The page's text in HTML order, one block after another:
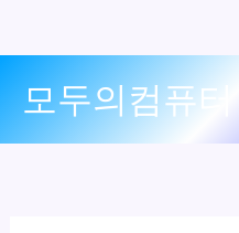
모두의컴퓨터